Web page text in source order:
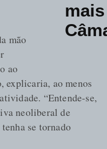
mão
ao
explicaria, ao menos
“Entende-se,
neoliberal de
se tornado